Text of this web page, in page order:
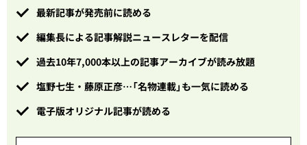
最新記事が発売前に読める
編集長による記事解説ニュースレターを配信
過去10年7,000本以上の記事アーカイブが読み放題
塩野七生・藤原正彦…「名物連載」も一気に読める
電子版オリジナル記事が読める